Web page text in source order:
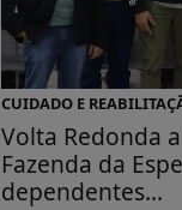
CUIDADO E
Volta Redonda
Fazenda da
dependentes...